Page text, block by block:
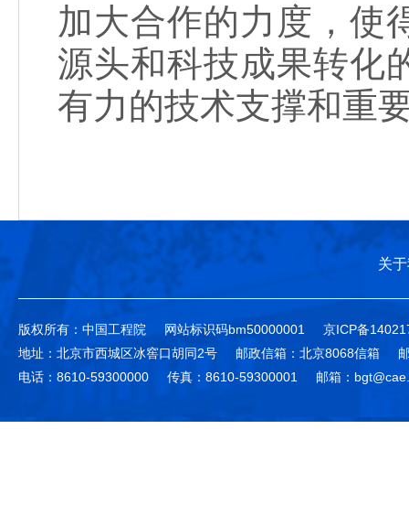
加大合作的力度，使
源头和科技成果转化
有力的技术支撑和重
关
版权所有：中国工程院 网站标识码bm50000001
京ICP备
地址：北京市西城区冰窖口胡同2号
邮政信箱：北京8068信箱
电话：8610-59300000
传真：8610-59300001 邮箱：